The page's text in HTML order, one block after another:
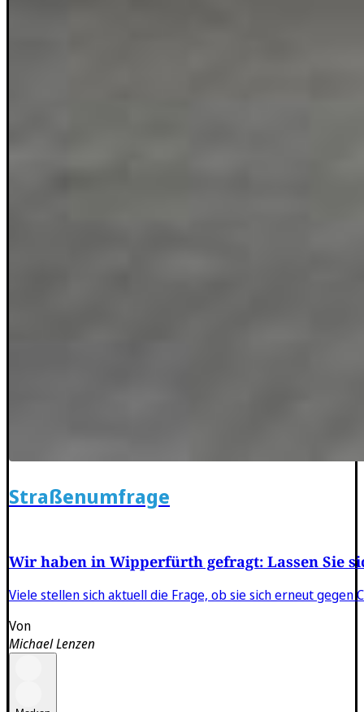
Straßenumfrage
Wir haben in Wipperfürth gefragt: Lassen Sie
Viele stellen sich aktuell die Frage, ob sie sich erneut
Von
Michael Lenzen